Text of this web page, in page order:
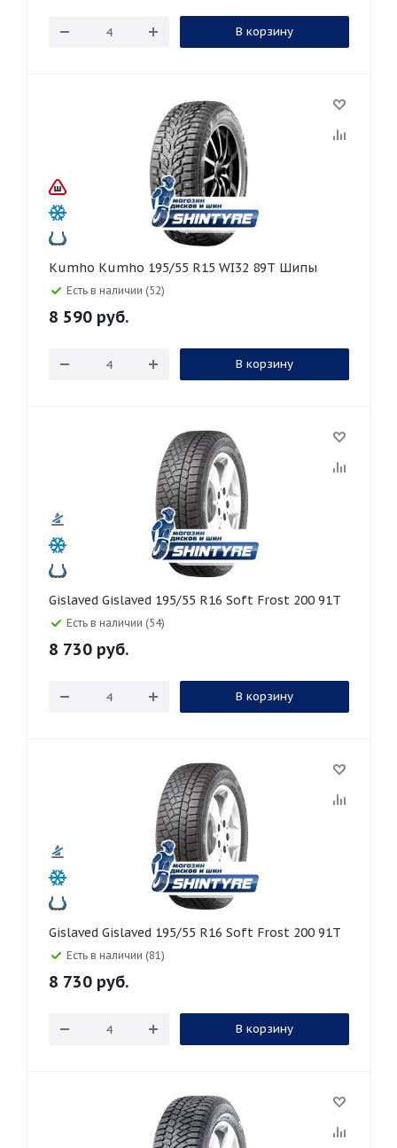
В корзину
Kumho Kumho 195/55 R15 WI32 89T Шипы
Есть в наличии (52)
8 590 руб.
В корзину
Gislaved Gislaved 195/55 R16 Soft Frost 200 91T
Есть в наличии (54)
8 730 руб.
В корзину
Gislaved Gislaved 195/55 R16 Soft Frost 200 91T
Есть в наличии (81)
8 730 руб.
В корзину